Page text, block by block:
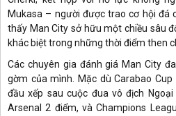
Mukasa – người được trao cơ hội đá
thấy Man City sở hữu một chiều sâu
khác biệt trong những thời điểm then
Các chuyên gia đánh giá Man City
gờm của mình. Mặc dù Carabao
đầu xếp sau cuộc đua vô địch
Arsenal 2 điểm, và Champions